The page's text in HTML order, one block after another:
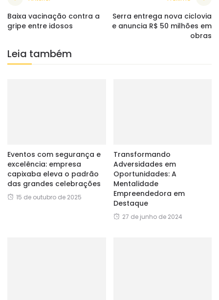
Baixa vacinação contra a
gripe entre idosos
Serra entrega nova ciclovia
e anuncia R$ 50 milhões em
obras
Leia também
Eventos com segurança e
excelência: empresa
capixaba eleva o padrão
das grandes celebrações
15 de outubro de 2025
Transformando
Adversidades em
Oportunidades: A
Mentalidade
Empreendedora em
Destaque
27 de junho de 2024